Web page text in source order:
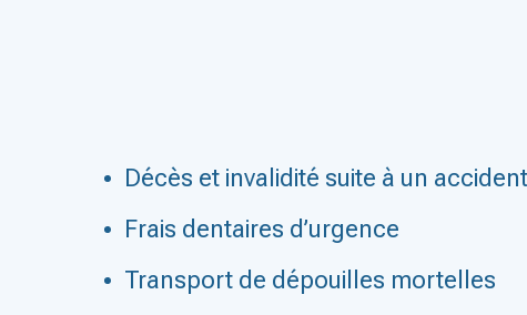
Décès et invalidité suite à un accident
Frais dentaires d’urgence
Transport de dépouilles mortelles